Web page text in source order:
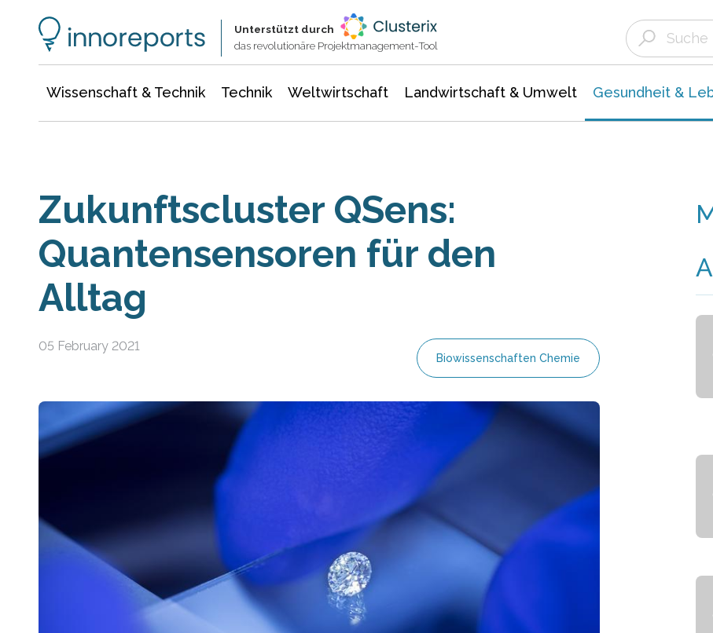
Unterstützt durch
das revolutionäre Projektmanagement-Tool
Wissenschaft & Technik Technik Weltwirtschaft Landwirtschaft & Umwelt Gesundheit &
Zukunftscluster QSens:
Quantensensoren für den
Alltag
05 February 2021
Biowissenschaften Chemie